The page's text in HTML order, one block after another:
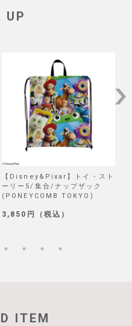
UP
】トイ・スト
集合/ナップザック
TOKYO)
（税込）
【
試作品/
ITEM